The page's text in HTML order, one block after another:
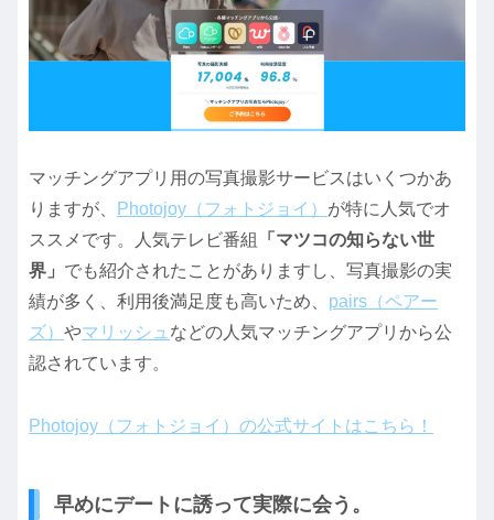
マッチングアプリ用の写真撮影サービスはいくつかあ
りますが、
Photojoy（フォトジョイ） が特に人気でオ
ススメです。人気テレビ番組
「マツコの知らない世
界」 でも紹介されたことがありますし、写真撮影の実
績が多く、利用後満足度も高いため、 pairs（ペアー
ズ） やマリッシュ などの人気マッチングアプリから公
認されています。
Photojoy（フォトジョイ）の公式サイトはこちら！
早めにデートに誘って実際に会う。